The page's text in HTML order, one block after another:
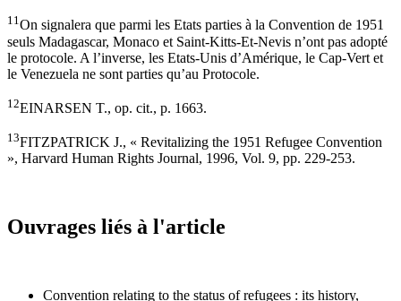
11On signalera que parmi les Etats parties à la Convention de 1951
seuls Madagascar, Monaco et Saint-Kitts-Et-Nevis n’ont pas adopté
le protocole. A l’inverse, les Etats-Unis d’Amérique, le Cap-Vert et
le Venezuela ne sont parties qu’au Protocole.
12EINARSEN T., op. cit., p. 1663.
13FITZPATRICK J., « Revitalizing the 1951 Refugee Convention
», Harvard Human Rights Journal, 1996, Vol. 9, pp. 229-253.
Ouvrages liés à l'article
Convention relating to the status of refugees : its history,